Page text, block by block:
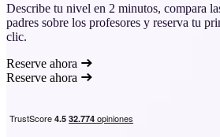
Describe tu nivel en 2 minutos, compara
padres sobre los profesores y reserva tu
clic.
Reserve ahora
Reserve ahora